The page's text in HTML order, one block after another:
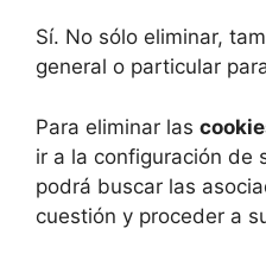
Sí. No sólo eliminar,
general o particular
Para eliminar las
ir a la configuración de
podrá buscar las
cuestión y proceder a